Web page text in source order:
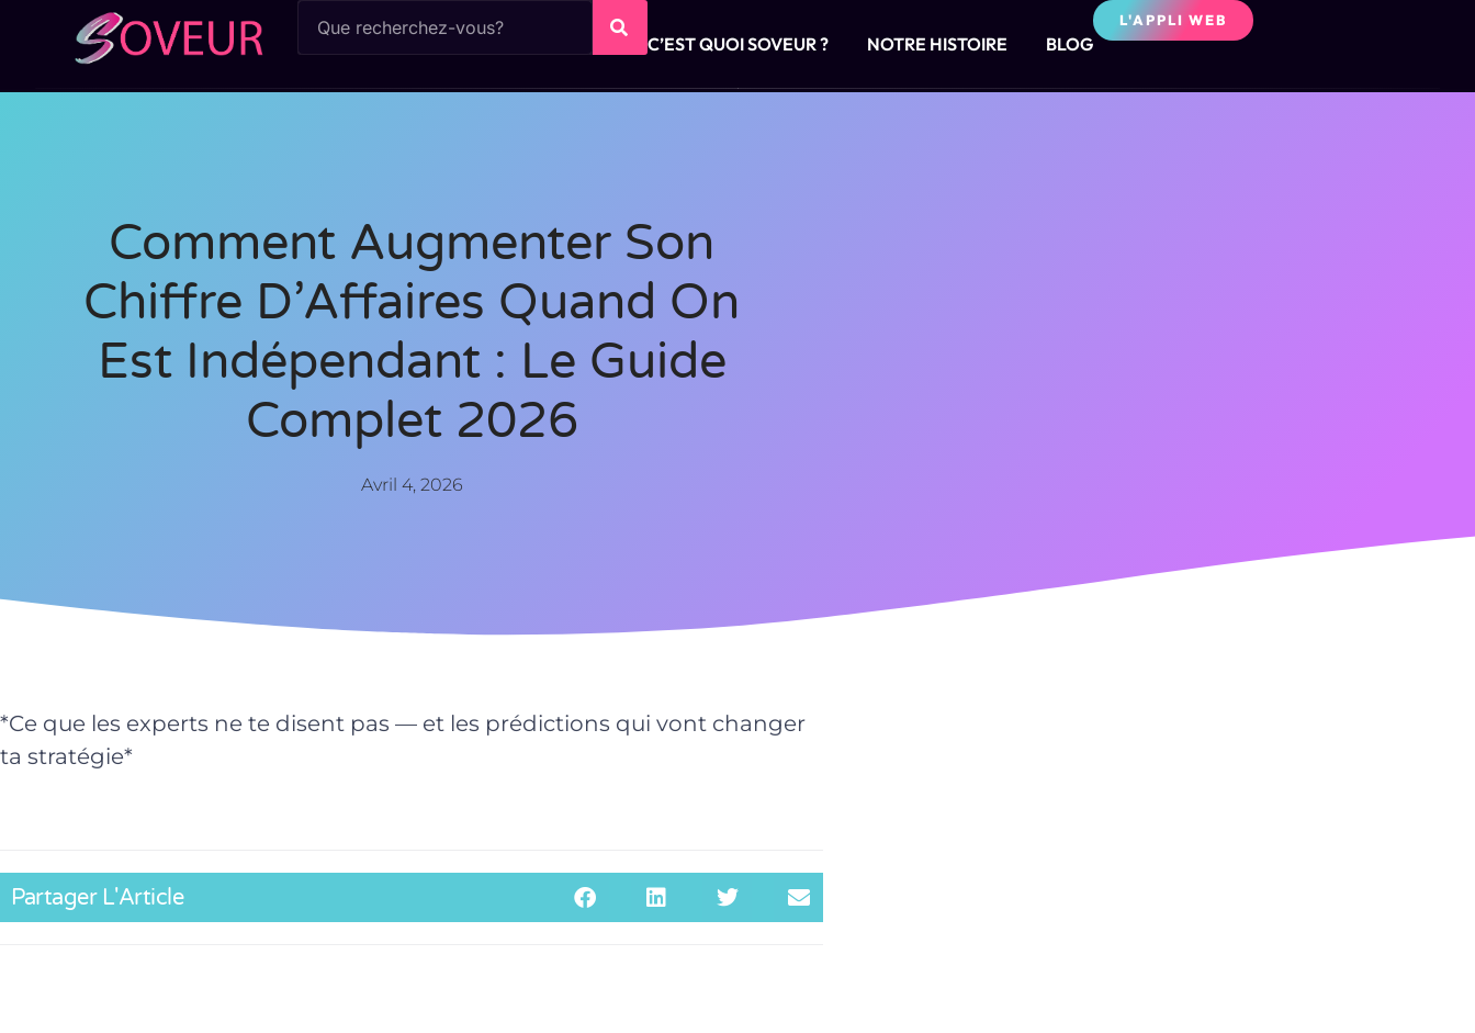
C’EST QUOI SOVEUR ? NOTRE HISTOIRE BLOG
L'APPLI WEB
Comment Augmenter Son
Chiffre D’Affaires Quand On
Est Indépendant : Le Guide
Complet 2026
Avril 4, 2026
*Ce que les experts ne te disent pas — et les prédictions qui vont changer
ta stratégie*
Partager L'Article